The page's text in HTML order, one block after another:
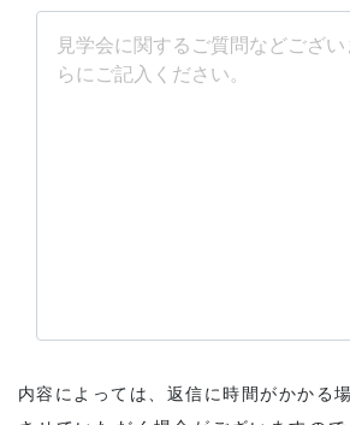
内容によっては、返信に時間がかかる